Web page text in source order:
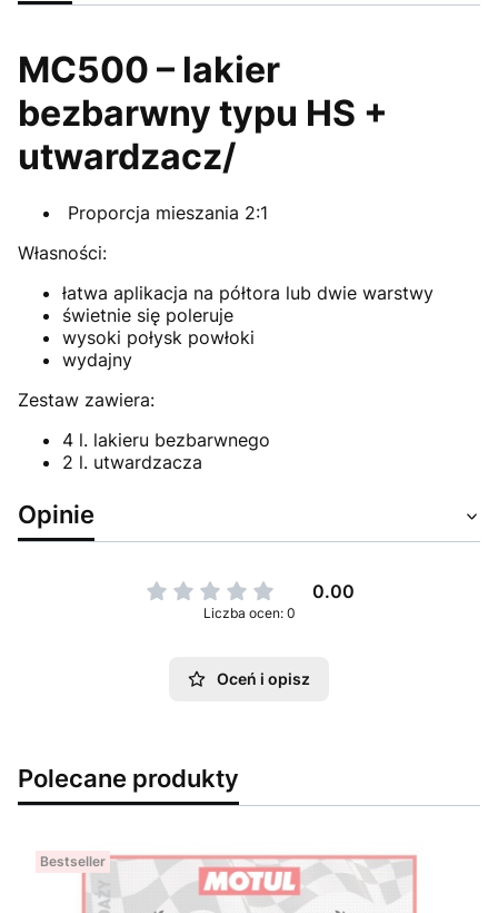
MC500 – lakier
bezbarwny typu HS +
utwardzacz/
Proporcja mieszania 2:1
Własności:
łatwa aplikacja na półtora lub dwie warstwy
świetnie się poleruje
wysoki połysk powłoki
wydajny
Zestaw zawiera:
4 l. lakieru bezbarwnego
2 l. utwardzacza
Opinie
0.00
Liczba ocen: 0
Oceń i opisz
Polecane produkty
Bestseller